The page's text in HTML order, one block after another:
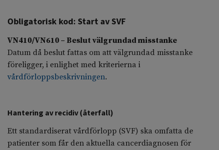
Obligatorisk kod: Start av SVF
VN410/VN610 – Beslut välgrundad misstanke
Datum då beslut fattas om att välgrundad misstanke
föreligger, i enlighet med kriterierna i
vårdförloppsbeskrivningen.
Hantering av recidiv (återfall)
Ett standardiserat vårdförlopp (SVF) ska omfatta de
patienter som får den aktuella cancerdiagnosen för